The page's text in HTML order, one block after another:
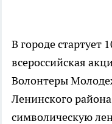
В городе стартует
всероссийская
Волонтеры
Ленинского
символическую